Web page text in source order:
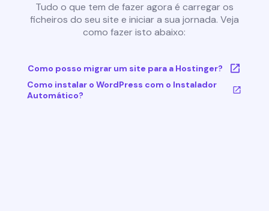
Tudo o que tem de fazer agora é carregar os
ficheiros do seu site e iniciar a sua jornada. Veja
como fazer isto abaixo:
Como posso migrar um site para a Hostinger?
Como instalar o WordPress com o Instalador
Automático?